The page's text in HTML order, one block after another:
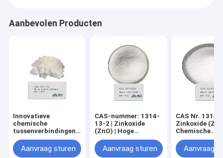
Aanbevolen Producten
Innovatieve
chemische
tussenverbindingen
ter bevordering van
geavanceerd
onderzoek en
Aanvraag sturen
CAS-nummer: 1314-
13-2 | Zinkoxide
(ZnO) | Hoge
zuiverheid 99,7% |
Geschikt voor
elektronische
Aanvraag sturen
CAS Nr. 1314-
Zinkoxide
Chemische
tussenstof
industrieel
Aanvraag